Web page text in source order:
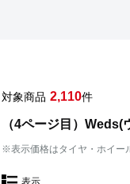
対象商品 2,110件
（4ページ目）
※表示価格はタイヤ・ホイー
表示